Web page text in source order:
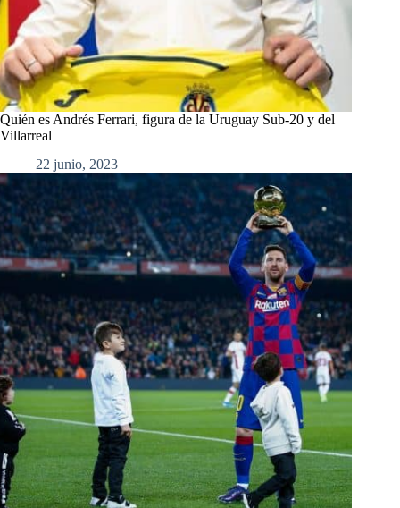
Quién es Andrés Ferrari, figura de la Uruguay Sub-20 y del
Villarreal
22 junio, 2023